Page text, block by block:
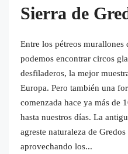
Sierra de
Entre los pétreos murallones
podemos encontrar circos
desfiladeros, la mejor
Europa. Pero también una
comenzada hace ya más de
hasta nuestros días. La
agreste naturaleza de
aprovechando los...